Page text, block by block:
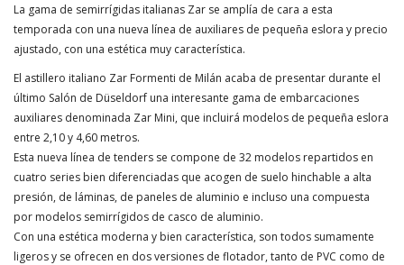
Travesias
Mitos y Mariner@s
VIDEOS
La gama de semirrígidas italianas Zar se amplía de cara a esta
temporada con una nueva línea de auxiliares de pequeña eslora y precio
ajustado, con una estética muy característica.
El astillero italiano Zar Formenti de Milán acaba de presentar durante el
último Salón de Düseldorf una interesante gama de embarcaciones
auxiliares denominada Zar Mini, que incluirá modelos de pequeña eslora
entre 2,10 y 4,60 metros.
Esta nueva línea de tenders se compone de 32 modelos repartidos en
cuatro series bien diferenciadas que acogen de suelo hinchable a alta
presión, de láminas, de paneles de aluminio e incluso una compuesta
por modelos semirrígidos de casco de aluminio.
Con una estética moderna y bien característica, son todos sumamente
ligeros y se ofrecen en dos versiones de flotador, tanto de PVC como de